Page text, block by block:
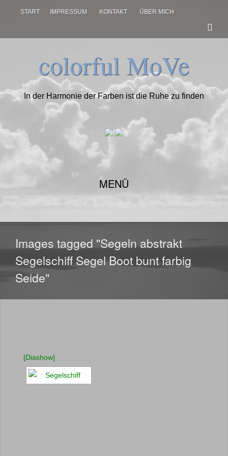
START IMPRESSUM KONTAKT ÜBER MICH
colorful MoVe
In der Harmonie der Farben ist die Ruhe zu finden
MENÜ
Images tagged "Segeln abstrakt
Segelschiff Segel Boot bunt farbig
Seide"
[Diashow]